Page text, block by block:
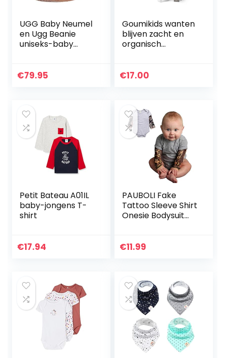
UGG Baby Neumel
en Ugg Beanie
uniseks-baby
€79.95
Goumikids wanten
blijven zacht en
organisch
voorkomt
maanden…
€17.00
Petit Bateau A01IL
baby-jongens T-
shirt
€17.94
PAUBOLI Fake
Tattoo Sleeve Shirt
Onesie Bodysuit
Grijs Zwart
€11.99